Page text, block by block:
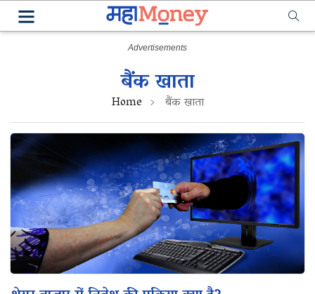
बैंक खाता
Home बैंक खाता